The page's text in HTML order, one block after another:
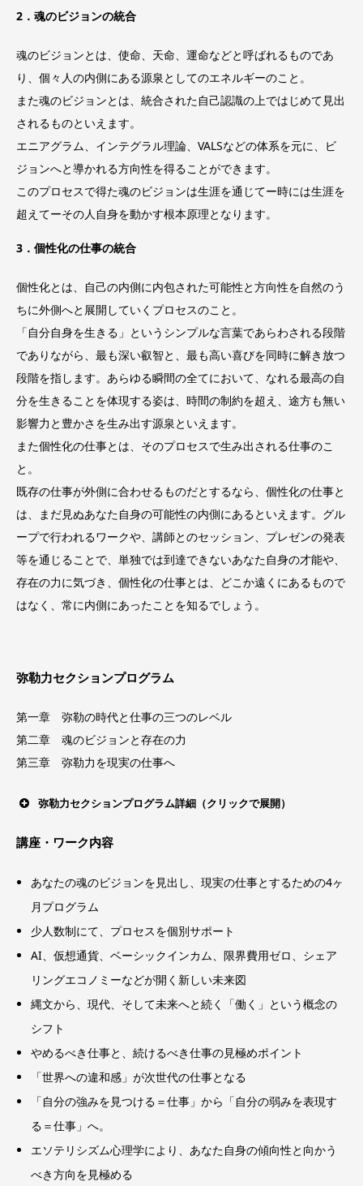
2．魂のビジョンの統合
魂のビジョンとは、使命、天命、運命などと呼ばれるものであ
り、個々人の内側にある源泉としてのエネルギーのこと。
また魂のビジョンとは、統合された自己認識の上ではじめて見出
されるものといえます。
エニアグラム、インテグラル理論、VALSなどの体系を元に、ビ
ジョンへと導かれる方向性を得ることができます。
このプロセスで得た魂のビジョンは生涯を通じてー時には生涯を
超えてーその人自身を動かす根本原理となります。
3．個性化の仕事の統合
個性化とは、自己の内側に内包された可能性と方向性を自然のう
ちに外側へと展開していくプロセスのこと。
「自分自身を生きる」というシンプルな言葉であらわされる段階
でありながら、最も深い叡智と、最も高い喜びを同時に解き放つ
段階を指します。あらゆる瞬間の全てにおいて、なれる最高の自
分を生きることを体現する姿は、時間の制約を超え、途方も無い
影響力と豊かさを生み出す源泉といえます。
また個性化の仕事とは、そのプロセスで生み出される仕事のこ
と。
既存の仕事が外側に合わせるものだとするなら、個性化の仕事と
は、まだ見ぬあなた自身の可能性の内側にあるといえます。グル
ープで行われるワークや、講師とのセッション、プレゼンの発表
等を通じることで、単独では到達できないあなた自身の才能や、
存在の力に気づき、個性化の仕事とは、どこか遠くにあるもので
はなく、常に内側にあったことを知るでしょう。
弥勒力セクションプログラム
第一章 弥勒の時代と仕事の三つのレベル
第二章 魂のビジョンと存在の力
第三章 弥勒力を現実の仕事へ
弥勒力セクションプログラム詳細（クリックで展開）
生きていくための仕事
価値としての仕事
個性化の仕事
講座・ワーク内容
あなたの魂のビジョンを見出し、現実の仕事とするための4ヶ
月プログラム
少人数制にて、プロセスを個別サポート
AI、仮想通貨、ベーシックインカム、限界費用ゼロ、シェア
リングエコノミーなどが開く新しい未来図
縄文から、現代、そして未来へと続く「働く」という概念の
シフト
やめるべき仕事と、続けるべき仕事の見極めポイント
「世界への違和感」が次世代の仕事となる
「自分の強みを見つける＝仕事」から「自分の弱みを表現す
る＝仕事」へ。
エソテリシズム心理学により、あなた自身の傾向性と向かう
べき方向を見極める